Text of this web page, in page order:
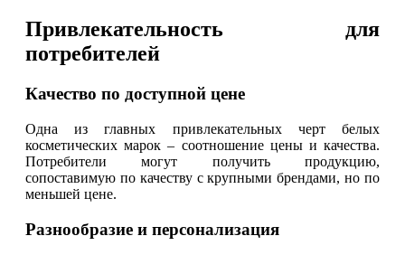
Привлекательность для
потребителей
Качество по доступной цене
Одна из главных привлекательных черт белых
косметических марок – соотношение цены и качества.
Потребители могут получить продукцию,
сопоставимую по качеству с крупными брендами, но по
меньшей цене.
Разнообразие и персонализация